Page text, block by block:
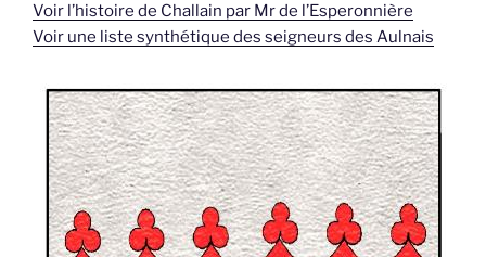
Voir l’histoire de Challain par Mr de l’Esperonnière
Voir une liste synthétique des seigneurs des Aulnais